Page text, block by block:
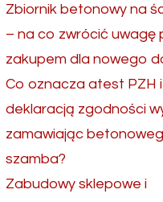
Zbiornik betonowy na
– na co zwrócić uwagę
zakupem dla nowego
Co oznacza atest PZH i
deklaracją zgodności
zamawiając
szamba?
Zabudowy sklepowe i